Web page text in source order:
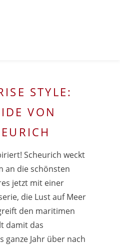
STYLE:
VON
Scheurich weckt
an die schönsten
jetzt mit einer
die Lust auf Meer
den maritimen
damit das
ganze Jahr über nach